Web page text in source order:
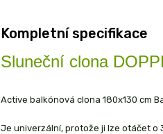
Kompletní specifikace
Sluneční clona
Active balkónová clona 180x130 cm
Je univerzální, protože ji lze otáčet o